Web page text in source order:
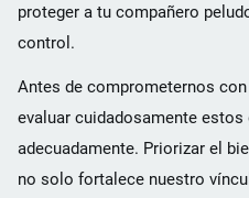
proteger a tu compañero
control.
Antes de comprometernos
evaluar cuidadosamente
adecuadamente. Priorizar el
no solo fortalece nuestro